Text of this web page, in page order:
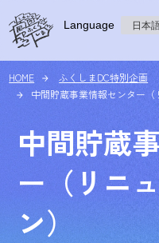
Language 日本
HOME
ふくしまDC特別企画
中間貯蔵事業情報センター（
中間貯蔵
ー（リニ
ン）